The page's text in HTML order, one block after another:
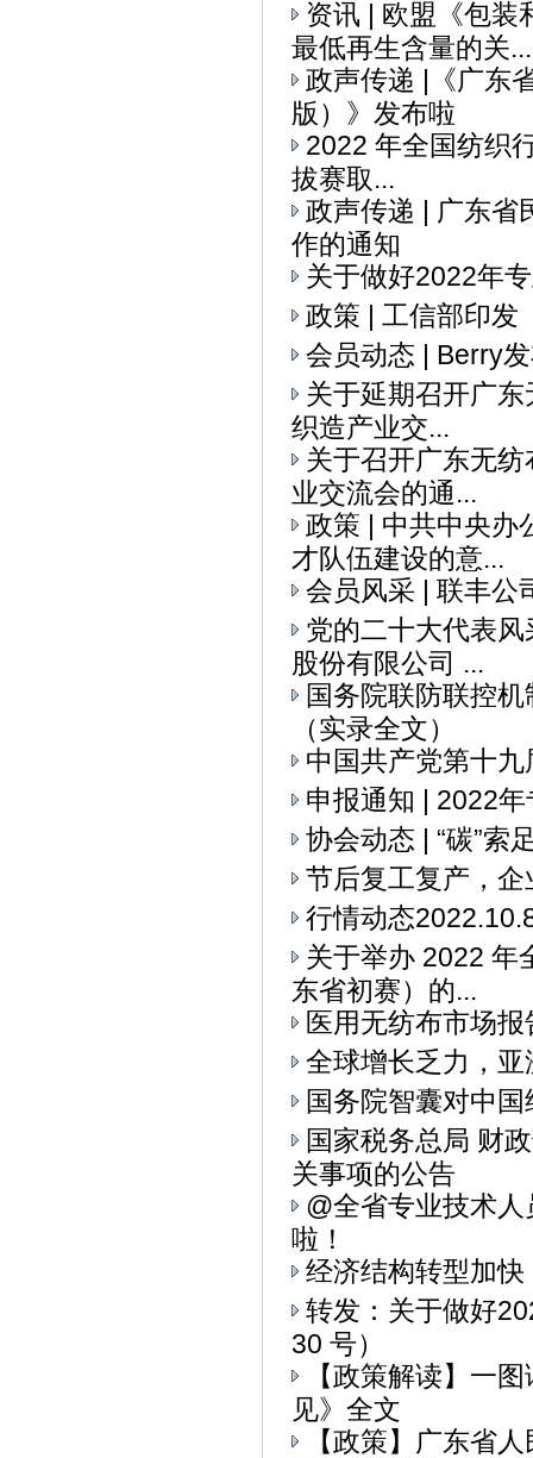
资讯 | 欧盟《包装
最低再生含量的关...
政声传递 |《广东
版）》发布啦
2022 年全国纺织
拔赛取...
政声传递 | 广东省
作的通知
关于做好2022年
政策 | 工信部印发
会员动态 | Berry
关于延期召开广东
织造产业交...
关于召开广东无纺
业交流会的通...
政策 | 中共中央办
才队伍建设的意...
会员风采 | 联丰公
党的二十大代表
股份有限公司 ...
国务院联防联控
（实录全文）
中国共产党第十
申报通知 | 2022
协会动态 | “碳”
节后复工复产，
行情动态
关于举办 2022 年
东省初赛）的...
医用无纺布市场报
全球增长乏力，
国务院智囊对中
国家税务总局 财
关事项的公告
@全省专业技术
啦！
经济结构转型加
转发：关于做好
30 号）
【政策解读】一
见》全文
【政策】广东省